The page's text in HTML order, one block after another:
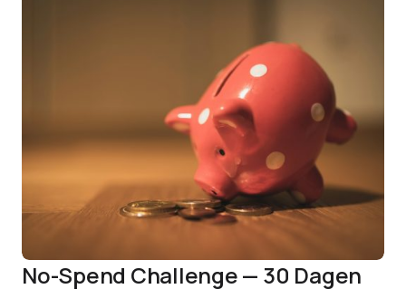
No-Spend Challenge — 30 Dagen